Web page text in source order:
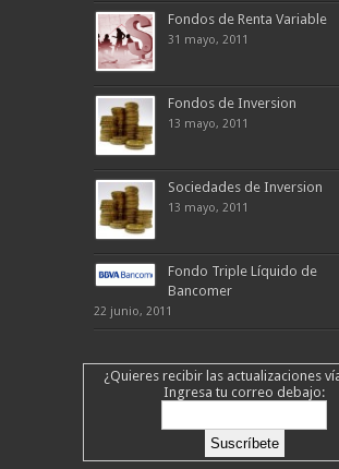
Fondos de Renta Variable
31 mayo, 2011
Fondos de Inversion
13 mayo, 2011
Sociedades de Inversion
13 mayo, 2011
Fondo Triple Líquido de
Bancomer
22 junio, 2011
¿Quieres recibir las actualizaciones
Ingresa tu correo debajo: